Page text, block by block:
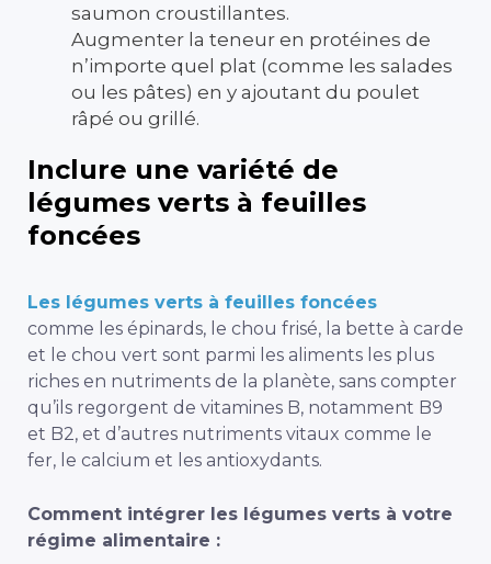
saumon croustillantes.
Augmenter la teneur en protéines de
n’importe quel plat (comme les salades
ou les pâtes) en y ajoutant du poulet
râpé ou grillé.
Inclure une variété de
légumes verts à feuilles
foncées
Les légumes verts à feuilles foncées
comme les épinards, le chou frisé, la bette à carde
et le chou vert sont parmi les aliments les plus
riches en nutriments de la planète, sans compter
qu’ils regorgent de vitamines B, notamment B9
et B2, et d’autres nutriments vitaux comme le
fer, le calcium et les antioxydants.
Comment intégrer les légumes verts à votre
régime alimentaire :